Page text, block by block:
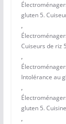
gluten 5.
,
Cuiseurs de riz
,
Intolérance au
,
gluten 5.
,